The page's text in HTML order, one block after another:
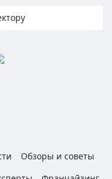
Обзоры и советы